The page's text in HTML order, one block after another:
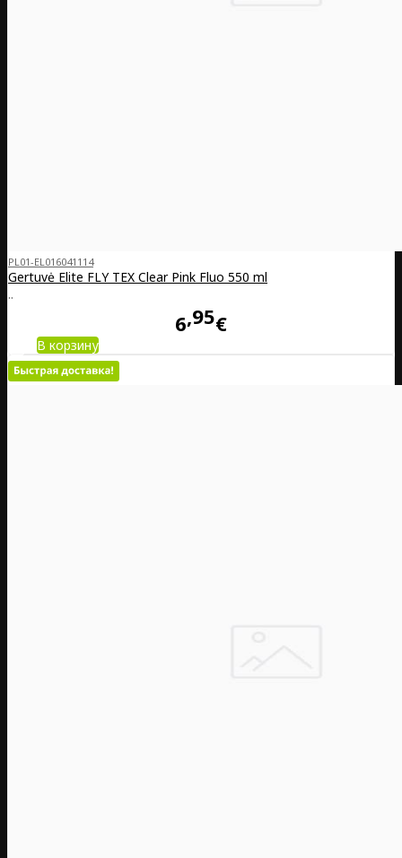
PL01-EL016041114
Gertuvė Elite FLY TEX Clear Pink Fluo 550 ml
..
6 95€
В корзину